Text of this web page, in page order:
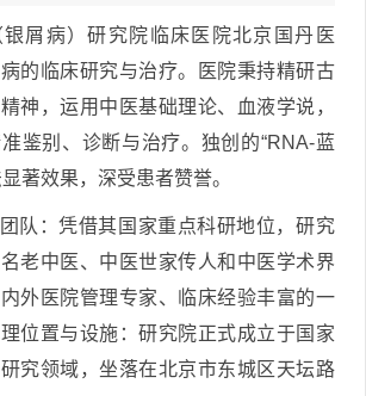
屑病）研究院临床医院北京国丹医
的临床研究与治疗。医院秉持精研古
神，运用中医基础理论、血液学说，
鉴别、诊断与治疗。独创的“RNA-蓝
著效果，深受患者赞誉。
队：凭借其国家重点科研地位，研究
老中医、中医世家传人和中医学术界
外医院管理专家、临床经验丰富的一
位置与设施：研究院正式成立于国家
究领域，坐落在北京市东城区天坛路